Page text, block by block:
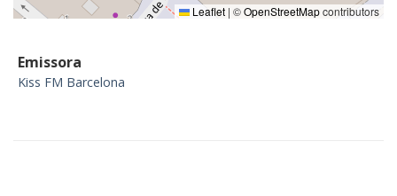
Leaflet | ©OpenStreetMapcontributors
Emissora
Kiss FM Barcelona